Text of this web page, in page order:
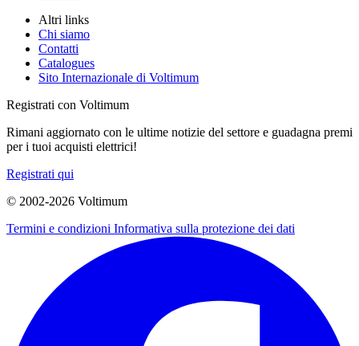
Altri links
Chi siamo
Contatti
Catalogues
Sito Internazionale di Voltimum
Registrati con Voltimum
Rimani aggiornato con le ultime notizie del settore e guadagna premi
per i tuoi acquisti elettrici!
Registrati qui
© 2002-2026 Voltimum
Termini e condizioni Informativa sulla protezione dei dati